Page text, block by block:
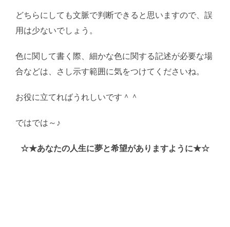
どちらにしても文脈で判断できると思いますので、誤
用は少ないでしょう。
色に関して書く際、細かな色に関する記述が必要な場
合などは、さし示す範囲に気をつけてくださいね。
お役に立てればうれしいです＾＾
ではでは～♪
☆★あなたの人生に夢と希望がありますように★☆